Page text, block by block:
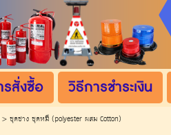
รสั่งซื้อ วิธีการชำระเงิน
ชุดช่าง ชุดหมี (polyester ผสม Cotton)